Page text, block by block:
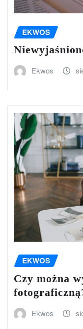
EKWOS
Ekwos
EKWOS
Czy można
Ekwos